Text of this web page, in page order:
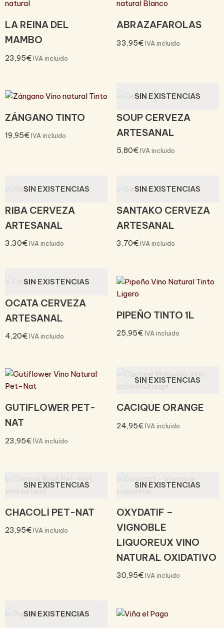
LA REINA DEL
MAMBO
23,95€IVA incluido
ABRAZAFAROLAS
33,95€ IVA incluido
ZÁNGANO TINTO
19,95€IVA incluido
SIN EXISTENCIAS
SOUP CERVEZA
ARTESANAL
5,80€ IVA incluido
SIN EXISTENCIAS
RIBA CERVEZA
ARTESANAL
3,30€IVA incluido
SIN EXISTENCIAS
SANTAKO CERVEZA
ARTESANAL
3,70€ IVA incluido
SIN EXISTENCIAS
OCATA CERVEZA
ARTESANAL
4,20€IVA incluido
PIPEÑO TINTO 1L
25,95€ IVA incluido
GUTIFLOWER PET-
NAT
23,95€IVA incluido
SIN EXISTENCIAS
CACIQUE ORANGE
24,95€ IVA incluido
SIN EXISTENCIAS
CHACOLI PET-NAT
23,95€IVA incluido
SIN EXISTENCIAS
OXYDATIF –
VIGNOBLE
LIQUOREUX VINO
NATURAL OXIDATIVO
30,95€ IVA incluido
SIN EXISTENCIAS